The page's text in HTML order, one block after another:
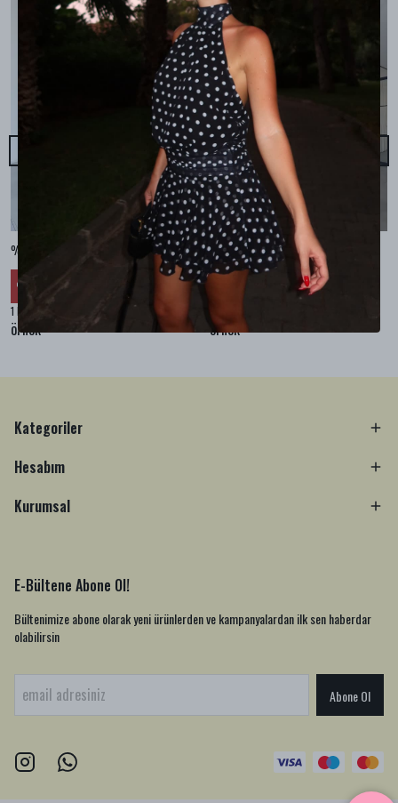
%100 KETEN CEPLİ ŞALVAR PANTOLON - Bej
% ₺ 1,609.99
1 Renk 4 Beden
örnek
%100 KETEN SALAŞ GÖMLEK - Bej
₺ 2,099.99
₺ 1,469.99
örnek
Kategoriler
Hesabım
Kurumsal
E-Bültene Abone Ol!
Bültenimize abone olarak yeni ürünlerden ve kampanyalardan ilk sen haberdar
olabilirsin
Abone Ol